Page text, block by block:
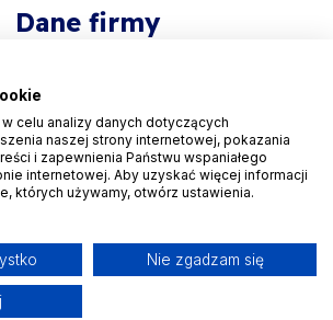
Dane firmy
ul. Bolkowska 2D
01-466 Warszawa
KRS 0001048558
REGON 525935069
NIP 5223265608
celu analizy danych dotyczących
naszej strony internetowej, pokazania
i zapewnienia Państwu wspaniałego
internetowej. Aby uzyskać więcej informacji
których używamy, otwórz ustawienia.
Nie zgadzam się